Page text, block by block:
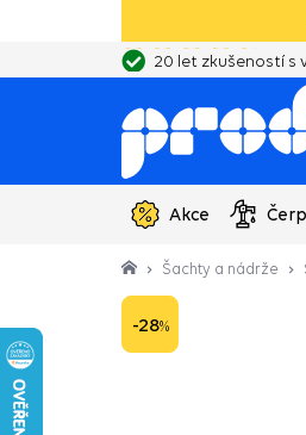
20 let zkušeností s
Akce
Šachty a nádrže
-28%